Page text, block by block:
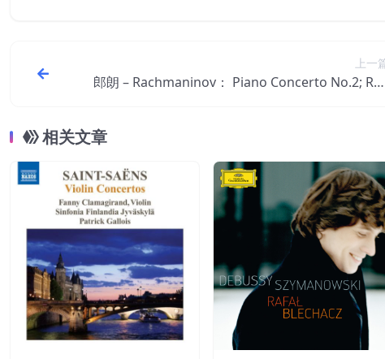
上一
郎朗 – Rachmaninov： Piano Concerto No.2; Rha
相关文章